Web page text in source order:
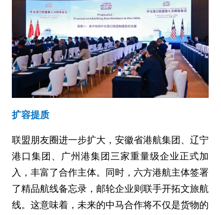
扩容提质
联盟朋友圈进一步扩大，安徽省港航集团、辽宁
港口集团、广州港集团三家重量级企业正式加
入，丰富了合作主体。同时，六方港航主体签署
了精品航线备忘录，邮轮企业则联手开拓文旅航
线。这意味着，未来的中马合作将不仅是货物的